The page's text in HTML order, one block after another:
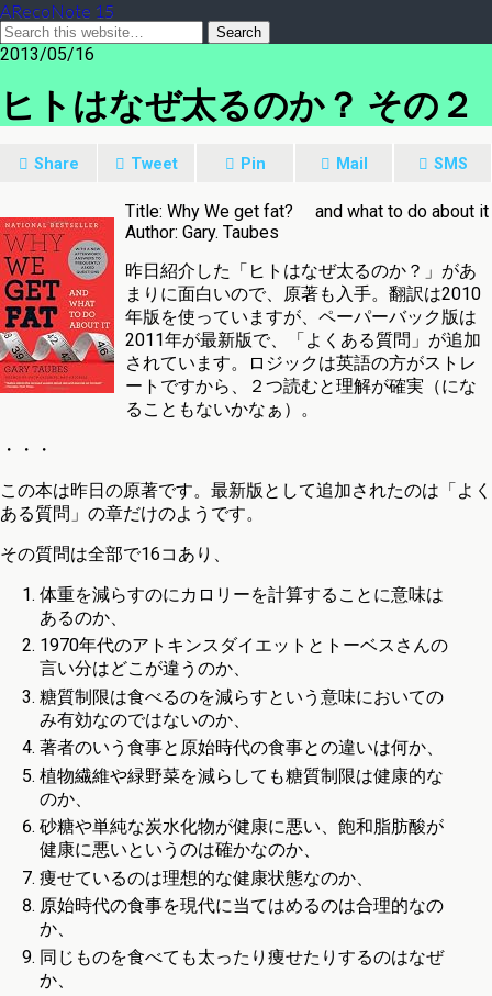
ARecoNote 15
2013/05/16
ヒトはなぜ太るのか？ その２
Share Tweet Pin Mail SMS
Title: Why We get fat? and what to do about it
Author: Gary. Taubes
昨日紹介した「ヒトはなぜ太るのか？」があ
まりに面白いので、原著も入手。翻訳は2010
年版を使っていますが、ペーパーバック版は
2011年が最新版で、「よくある質問」が追加
されています。ロジックは英語の方がストレ
ートですから、２つ読むと理解が確実（にな
ることもないかなぁ）。
・・・
この本は昨日の原著です。最新版として追加されたのは「よく
ある質問」の章だけのようです。
その質問は全部で16コあり、
体重を減らすのにカロリーを計算することに意味は
あるのか、
1970年代のアトキンスダイエットとトーベスさんの
言い分はどこが違うのか、
糖質制限は食べるのを減らすという意味においての
み有効なのではないのか、
著者のいう食事と原始時代の食事との違いは何か、
植物繊維や緑野菜を減らしても糖質制限は健康的な
のか、
砂糖や単純な炭水化物が健康に悪い、飽和脂肪酸が
健康に悪いというのは確かなのか、
痩せているのは理想的な健康状態なのか、
原始時代の食事を現代に当てはめるのは合理的なの
か、
同じものを食べても太ったり痩せたりするのはなぜ
か、